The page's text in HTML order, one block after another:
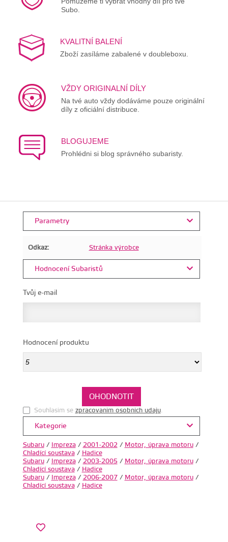
Subo.
KVALITNÍ BALENÍ
Zboží zasíláme zabalené v doubleboxu.
VŽDY ORIGINALNÍ DÍLY
Na tvé auto vždy dodáváme pouze originální
díly z oficiální distribuce.
BLOGUJEME
Prohlédni si blog správného subaristy.
Parametry
Odkaz: Stránka výrobce
Hodnocení Subaristů
Tvůj e-mail
Hodnocení produktu
Souhlasim se zpracovanim osobnich udaju.
Kategorie
Subaru/ Impreza/ 2001-2002 / Motor, úprava motoru/
Chladící soustava/ Hadice
Subaru/ Impreza/ 2003-2005/ Motor, úprava motoru/
Chladící soustava/ Hadice
Subaru/ Impreza/ 2006-2007/ Motor, úprava motoru/
Chladící soustava/ Hadice